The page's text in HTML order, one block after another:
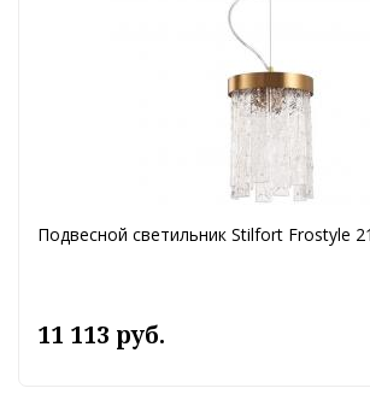
Подвесной светильник Stilfort Frostyle
11 113 руб.